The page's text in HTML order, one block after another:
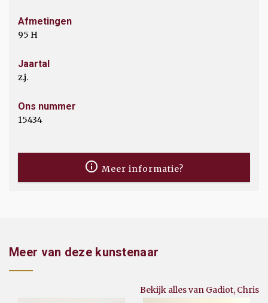
Afmetingen
95 H
Jaartal
z.j.
Ons nummer
15434
Meer informatie?
Meer van deze kunstenaar
Bekijk alles van Gadiot, Chris